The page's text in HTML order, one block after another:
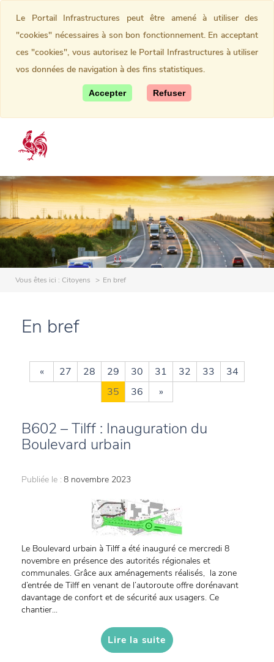
Vous êtes ici : Citoyens En bref
En bref
« 27 28 29 30 31 32 33
34
35
36 »
B602 – Tilff : Inauguration du
Boulevard urbain
Publiée le : 8 novembre 2023
Le Boulevard urbain à Tilff a été inauguré ce mercredi 8
novembre en présence des autorités régionales et
communales. Grâce aux aménagements réalisés, la zone
d’entrée de Tilff en venant de l’autoroute offre dorénavant
davantage de confort et de sécurité aux usagers. Ce
chantier...
Lire la suite
Le Portail Infrastructures peut être amené à utiliser des
"cookies" nécessaires à son bon fonctionnement. En acceptant
ces "cookies", vous autorisez le Portail Infrastructures à utiliser
vos données de navigation à des fins statistiques.
Accepter Refuser